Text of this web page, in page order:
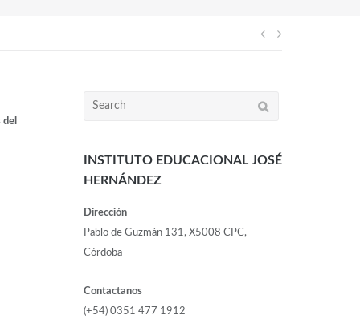
INSTITUTO EDUCACIONAL JOSÉ
HERNÁNDEZ
Dirección
Pablo de Guzmán 131, X5008 CPC,
Córdoba
Contactanos
(+54) 0351 477 1912